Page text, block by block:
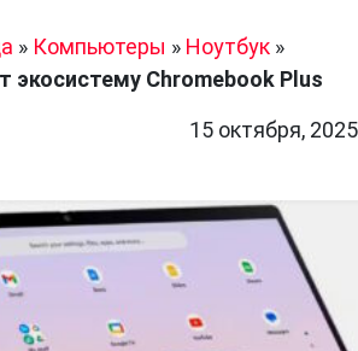
» Компьютеры » Ноутбук »
экосистему Chromebook Plus
15 октября, 2025